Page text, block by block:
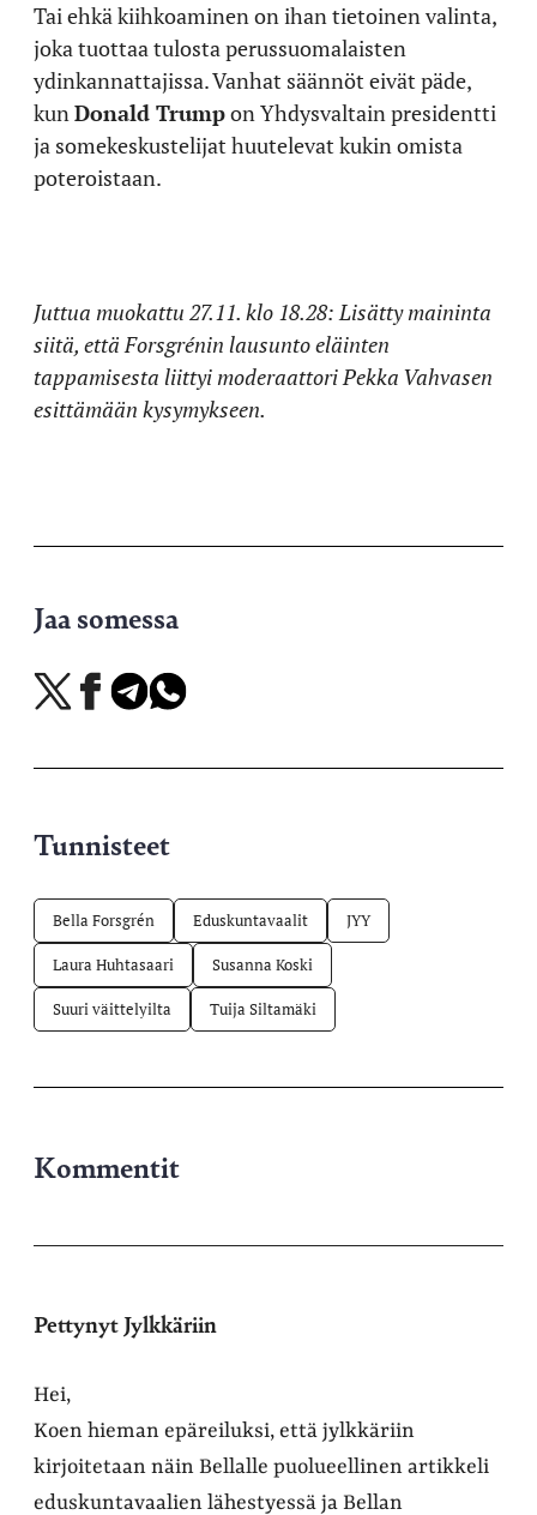
Tai ehkä kiihkoaminen on ihan tietoinen valinta,
joka tuottaa tulosta perussuomalaisten
ydinkannattajissa. Vanhat säännöt eivät päde,
kunDonald Trumpon Yhdysvaltain presidentti
ja somekeskustelijat huutelevat kukin omista
poteroistaan.
Juttua muokattu 27.11. klo 18.28: Lisätty maininta
siitä, että Forsgrénin lausunto eläinten
tappamisesta liittyi moderaattori Pekka Vahvasen
esittämään kysymykseen.
Jaa somessa
Jaa
X-
Jaa
Facebookissa
Jaa
Telegramissa
Jaa
WhatsAppissa
Tunnisteet
Bella Forsgrén Eduskuntavaalit JYY
Laura Huhtasaari Susanna Koski
Suuri väittelyilta Tuija Siltamäki
Kommentit
Pettynyt Jylkkäriin
Hei,
Koen hieman epäreiluksi, että jylkkäriin
kirjoitetaan näin Bellalle puolueellinen artikkeli
eduskuntavaalien lähestyessä ja Bellan